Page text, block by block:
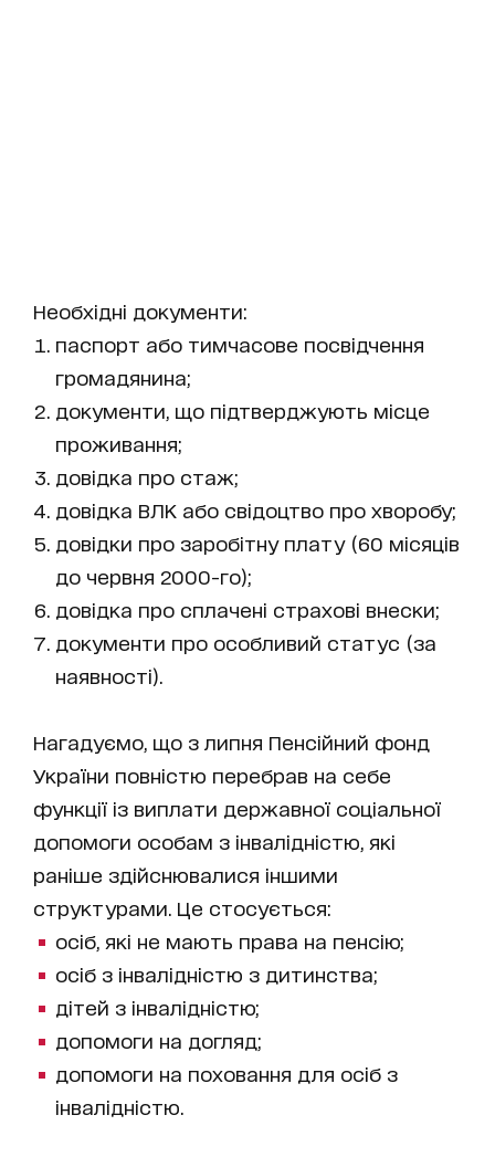
Необхідні документи:
паспорт або тимчасове посвідчення
громадянина;
документи, що підтверджують місце
проживання;
довідка про стаж;
довідка ВЛК або свідоцтво про хворобу;
довідки про заробітну плату (60 місяців
до червня 2000-го);
довідка про сплачені страхові внески;
документи про особливий статус (за
наявності).
Нагадуємо, що з липня Пенсійний фонд
України повністю перебрав на себе
функції із виплати державної соціальної
допомоги особам з інвалідністю, які
раніше здійснювалися іншими
структурами. Це стосується:
осіб, які не мають права на пенсію;
осіб з інвалідністю з дитинства;
дітей з інвалідністю;
допомоги на догляд;
допомоги на поховання для осіб з
інвалідністю.